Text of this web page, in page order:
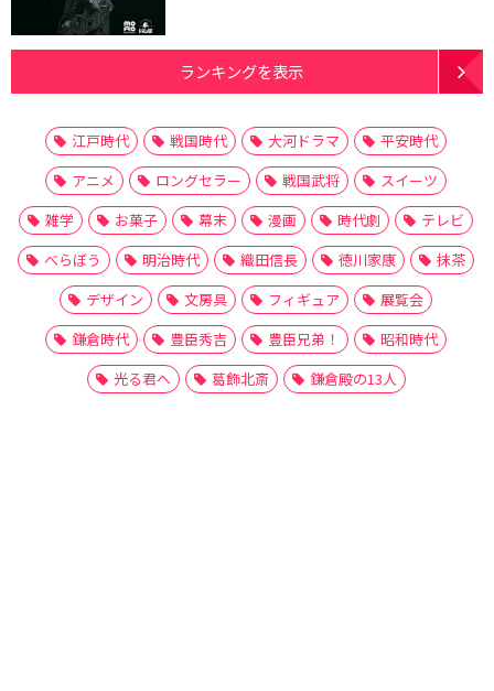
ランキングを表示
江戸時代 戦国時代 大河ドラマ
平安時代
アニメ
ロングセラー 戦国武将
スイーツ
雑学
お菓子 幕末 漫画 時代劇
テレビ
べらぼう
明治時代 織田信長 徳川家康
抹茶
デザイン
文房具 フィギュア
展覧会
鎌倉時代
豊臣秀吉 豊臣兄弟！
昭和時代
光る君へ
葛飾北斎 鎌倉殿の13人